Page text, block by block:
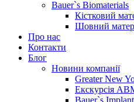
Bauer`s Biomaterials
Кістковий
Шовний
Про нас
Контакти
Блог
Новини компанії
Greater New
Екскурсія
Bauer`s